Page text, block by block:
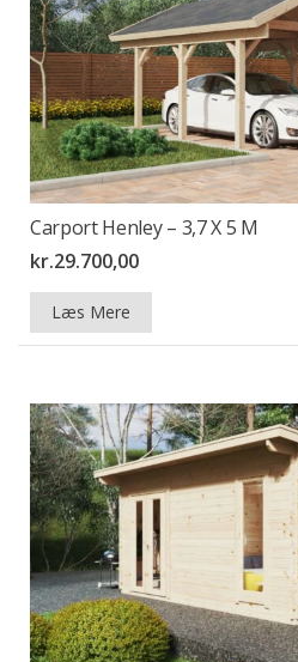
Carport Henley – 3,7 X 5 M
kr.29.700,00
Læs Mere